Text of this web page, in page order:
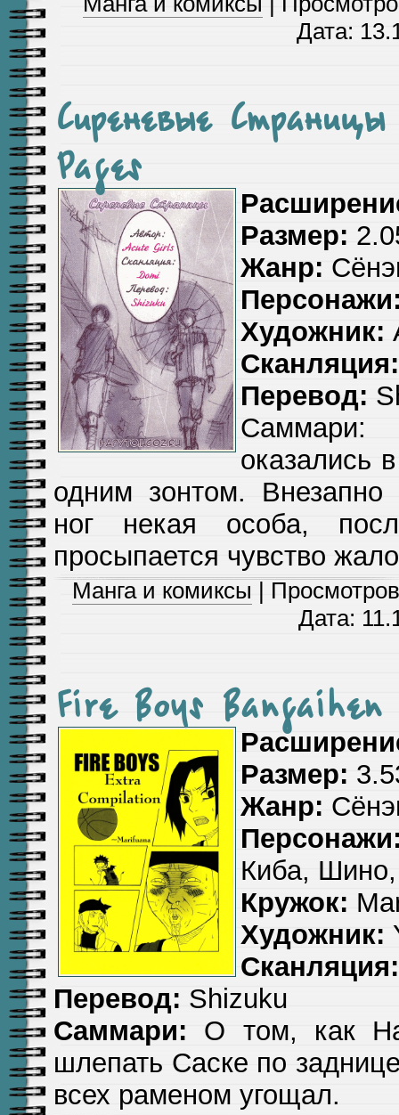
Дата:
Сиреневые
Pages
Размер:
Жанр:
Художник:
Сканляция:
Перевод:
Саммари:
оказались
одним зонтом.
ног некая особа,
просыпается чувство
Манга и комиксы |
Дата:
Fire Boys Bangaihen
Размер:
Жанр:
Киба,
Кружок:
Художник:
Сканляция:
Перевод: Shizuku
Саммари: О том, как
шлепать Саске по
всех раменом угощал.